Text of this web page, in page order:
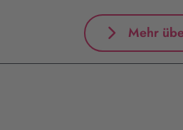
Mehr